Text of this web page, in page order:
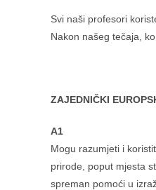
Svi naši profesori
Nakon našeg tečaja,
ZAJEDNIČKI
A1
Mogu razumjeti i
prirode, poput mjesta
spreman pomoći u